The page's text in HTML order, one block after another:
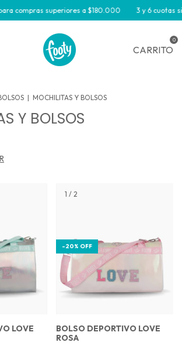
compras superiores a $180.000 3 y 6 cuotas sin
CARRITO
0
| MOCHILITAS Y BOLSOS
Y BOLSOS
LOVE
1 / 2
-20% OFF
BOLSO DEPORTIVO LOVE
ROSA